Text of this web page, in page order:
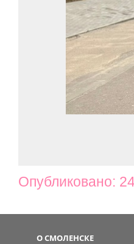
Опубликовано:
О СМОЛЕНСКЕ